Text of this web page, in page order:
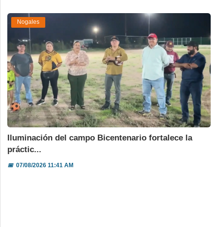
Nogales
Iluminación del campo Bicentenario fortalece la
práctic...
📅07/08/2026 11:41 AM